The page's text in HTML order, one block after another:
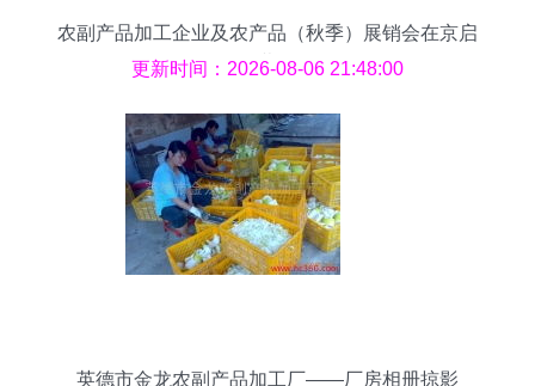
农副产品加工企业及农产品（秋季）展销会在京启
幕
更新时间：2026-08-06 21:48:00
英德市金龙农副产品加工厂——厂房相册掠影